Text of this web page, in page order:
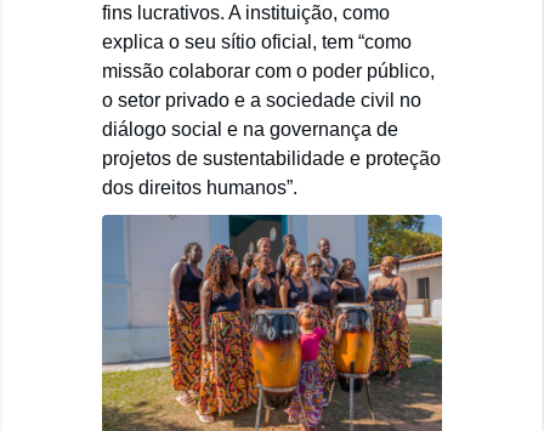
fins lucrativos. A instituição, como
explica o seu sítio oficial, tem “como
missão colaborar com o poder público,
o setor privado e a sociedade civil no
diálogo social e na governança de
projetos de sustentabilidade e proteção
dos direitos humanos”.